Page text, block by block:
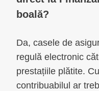
boală?
Da, casele de
regulă electronic
prestațiile plătite.
contribuabilul ar